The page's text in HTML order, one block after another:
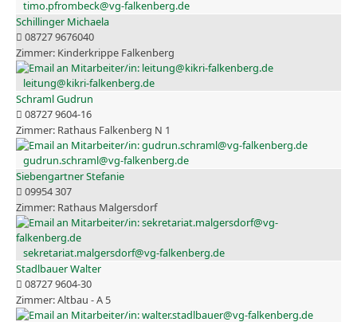
timo.pfrombeck@vg-falkenberg.de
Schillinger Michaela
08727 9676040
Kinderkrippe Falkenberg
leitung@kikri-falkenberg.de
Schraml Gudrun
08727 9604-16
Rathaus Falkenberg N 1
gudrun.schraml@vg-falkenberg.de
Siebengartner Stefanie
09954 307
Rathaus Malgersdorf
sekretariat.malgersdorf@vg-falkenberg.de
Stadlbauer Walter
08727 9604-30
Altbau - A 5